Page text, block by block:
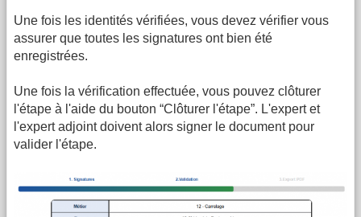
Une fois les identités vérifiées, vous devez vérifier vous
assurer que toutes les signatures ont bien été
enregistrées.
Une fois la vérification effectuée, vous pouvez clôturer
l'étape à l'aide du bouton “Clôturer l'étape”. L'expert et
l'expert adjoint doivent alors signer le document pour
valider l'étape.